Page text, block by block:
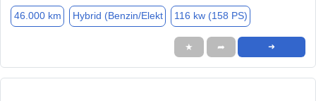
46.000 km Hybrid (Benzin/Elekt 116 kw (158 PS)
★ ➦ ➜